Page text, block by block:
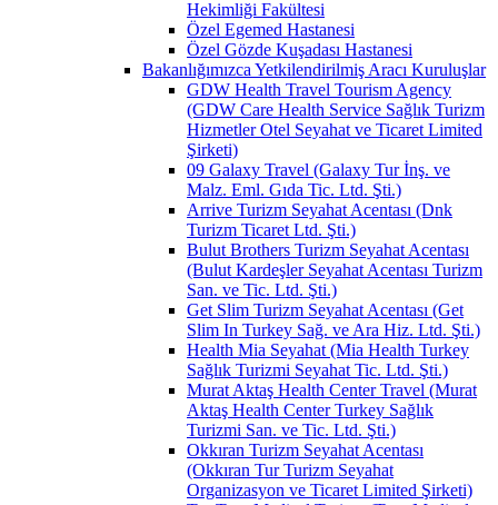
Hekimliği Fakültesi
Özel Egemed Hastanesi
Özel Gözde Kuşadası Hastanesi
Bakanlığımızca Yetkilendirilmiş Aracı Kuruluşlar
GDW Health Travel Tourism Agency
(GDW Care Health Service Sağlık Turizm
Hizmetler Otel Seyahat ve Ticaret Limited
Şirketi)
09 Galaxy Travel (Galaxy Tur İnş. ve
Malz. Eml. Gıda Tic. Ltd. Şti.)
Arrive Turizm Seyahat Acentası (Dnk
Turizm Ticaret Ltd. Şti.)
Bulut Brothers Turizm Seyahat Acentası
(Bulut Kardeşler Seyahat Acentası Turizm
San. ve Tic. Ltd. Şti.)
Get Slim Turizm Seyahat Acentası (Get
Slim In Turkey Sağ. ve Ara Hiz. Ltd. Şti.)
Health Mia Seyahat (Mia Health Turkey
Sağlık Turizmi Seyahat Tic. Ltd. Şti.)
Murat Aktaş Health Center Travel (Murat
Aktaş Health Center Turkey Sağlık
Turizmi San. ve Tic. Ltd. Şti.)
Okkıran Turizm Seyahat Acentası
(Okkıran Tur Turizm Seyahat
Organizasyon ve Ticaret Limited Şirketi)